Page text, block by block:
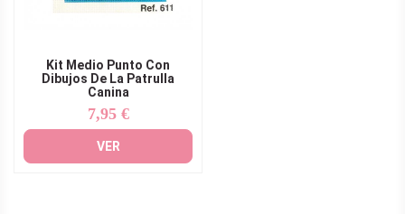
Kit Medio Punto Con
Dibujos De La Patrulla
Canina
Precio
7,95 €
VER